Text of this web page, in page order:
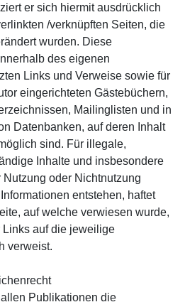
er sich hiermit ausdrücklich
/verknüpften Seiten, die
wurden. Diese
des eigenen
Links und Verweise sowie für
eingerichteten Gästebüchern,
Mailinglisten und in
Datenbanken, auf deren Inhalt
sind. Für illegale,
Inhalte und insbesondere
oder Nichtnutzung
entstehen, haftet
auf welche verwiesen wurde,
auf die jeweilige
verweist.
Publikationen die